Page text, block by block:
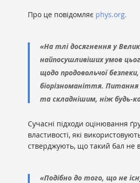
Про це повідомляє phys.org.
«На тлі досягнення у
найпосушливіших умов
щодо продовольчої
біорізноманіття.
та складнішим, ніж будь-
Сучасні підходи оцінювання
властивості, які
стверджують, що такий бал не
«Подібно до того, що не